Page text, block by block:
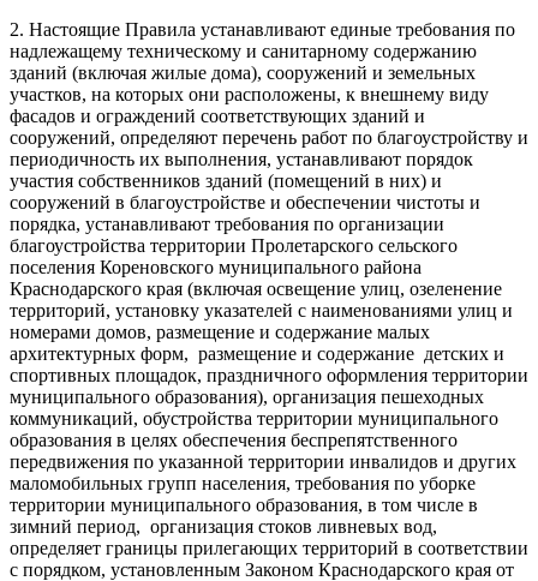
2. Настоящие Правила устанавливают единые требования по
надлежащему техническому и санитарному содержанию
зданий (включая жилые дома), сооружений и земельных
участков, на которых они расположены, к внешнему виду
фасадов и ограждений соответствующих зданий и
сооружений, определяют перечень работ по благоустройству и
периодичность их выполнения, устанавливают порядок
участия собственников зданий (помещений в них) и
сооружений в благоустройстве и обеспечении чистоты и
порядка, устанавливают требования по организации
благоустройства территории Пролетарского сельского
поселения Кореновского муниципального района
Краснодарского края (включая освещение улиц, озеленение
территорий, установку указателей с наименованиями улиц и
номерами домов, размещение и содержание малых
архитектурных форм, размещение и содержание детских и
спортивных площадок, праздничного оформления территории
муниципального образования), организация пешеходных
коммуникаций, обустройства территории муниципального
образования в целях обеспечения беспрепятственного
передвижения по указанной территории инвалидов и других
маломобильных групп населения, требования по уборке
территории муниципального образования, в том числе в
зимний период, организация стоков ливневых вод,
определяет границы прилегающих территорий в соответствии
с порядком, установленным Законом Краснодарского края от